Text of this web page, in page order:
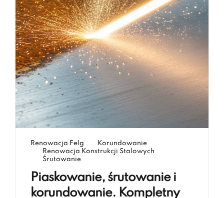
Renowacja Felg
Korundowanie
Renowacja Konstrukcji Stalowych
Śrutowanie
Piaskowanie, śrutowanie i
korundowanie. Kompletny